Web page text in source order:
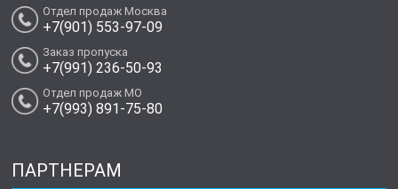
Отдел продаж Москва
+7(901) 553-97-09
Заказ пропуска
+7(991) 236-50-93
Отдел продаж МО
+7(993) 891-75-80
ПАРТНЕРАМ